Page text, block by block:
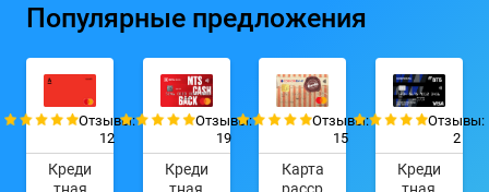
Популярные предложения
Отзывы:
12
Креди
тная
Отзывы:
19
Креди
тная
Отзывы:
15
Карта
расср
Отзывы:
2
Креди
тная